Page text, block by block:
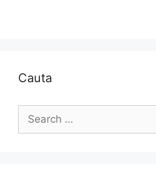
Cauta
Search
for: